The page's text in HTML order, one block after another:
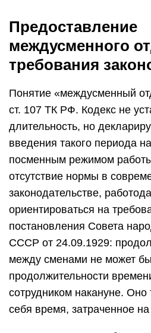
Предоставление
междусменного
требования
Понятие «междусменный
ст. 107 ТК РФ. Кодекс не
длительность, но
введения такого периода
посменным режимом
отсутствие нормы в
законодательстве,
ориентироваться на
постановления Совета
СССР от 24.09.1929:
между сменами не может
продолжительности
сотрудником накануне. Оно
себя время, затраченное